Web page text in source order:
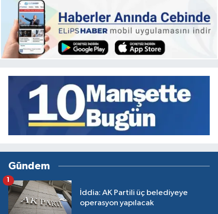
Gündem
İddia: AK Partili üç belediyeye
operasyon yapılacak
1